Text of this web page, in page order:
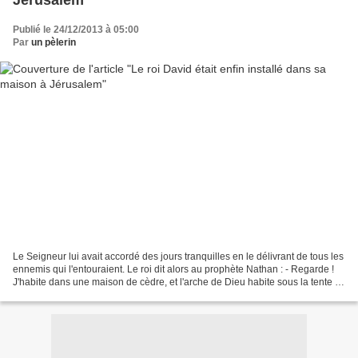
Publié le 24/12/2013 à 05:00
Par un pèlerin
Le Seigneur lui avait accordé des jours tranquilles en le délivrant de tous les
ennemis qui l'entouraient. Le roi dit alors au prophète Nathan : - Regarde !
J'habite dans une maison de cèdre, et l'arche de Dieu habite sous la tente !